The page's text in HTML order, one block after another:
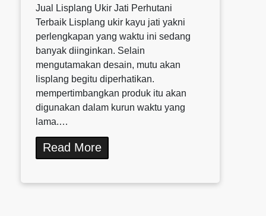
Jual Lisplang Ukir Jati Perhutani
Terbaik Lisplang ukir kayu jati yakni
perlengkapan yang waktu ini sedang
banyak diinginkan. Selain
mengutamakan desain, mutu akan
lisplang begitu diperhatikan.
mempertimbangkan produk itu akan
digunakan dalam kurun waktu yang
lama.…
Read More